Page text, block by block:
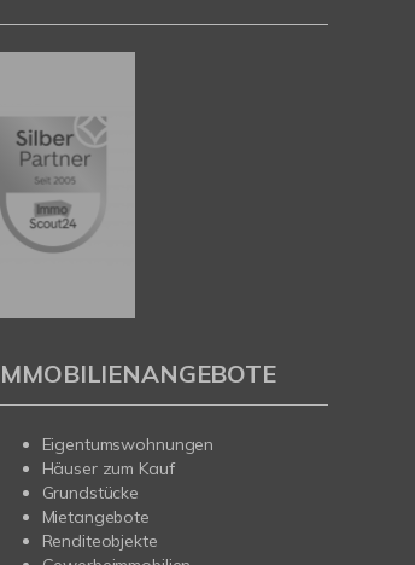
Eigentumswohnungen
Häuser zum Kauf
Grundstücke
Mietangebote
Renditeobjekte